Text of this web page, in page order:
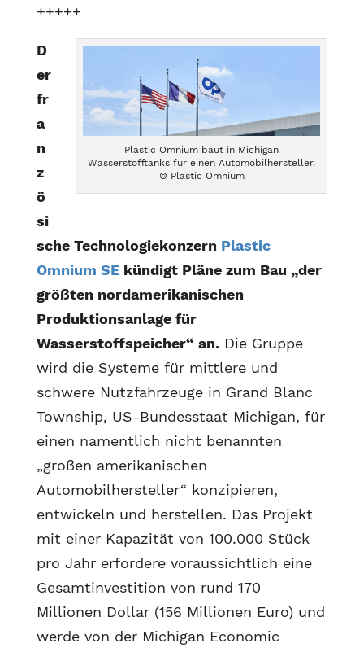
+++++
Plastic Omnium baut in Michigan
Wasserstofftanks für einen Automobilhersteller.
© Plastic Omnium
D
er
fr
a
n
z
ö
si
sche Technologiekonzern Plastic
Omnium SEkündigt Pläne zum Bau „der
größten nordamerikanischen
Produktionsanlage für
Wasserstoffspeicher“ an.Die Gruppe
wird die Systeme für mittlere und
schwere Nutzfahrzeuge in Grand Blanc
Township, US-Bundesstaat Michigan, für
einen namentlich nicht benannten
„großen amerikanischen
Automobilhersteller“ konzipieren,
entwickeln und herstellen. Das Projekt
mit einer Kapazität von 100.000 Stück
pro Jahr erfordere voraussichtlich eine
Gesamtinvestition von rund 170
Millionen Dollar (156 Millionen Euro) und
werde von der Michigan Economic